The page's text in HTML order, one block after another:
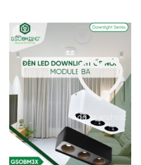
Add to wishlist